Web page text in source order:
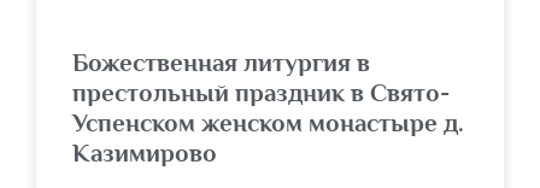
Божественная литургия в
престольный праздник в Свято-
Успенском женском монастыре д.
Казимирово